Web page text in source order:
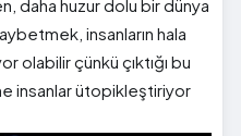
daha huzur dolu bir dünya
insanların hala
olabilir çünkü çıktığı bu
insanlar ütopikleştiriyor